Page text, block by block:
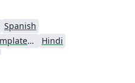
Spanish
IEEE Community Templates and Examples
Hindi